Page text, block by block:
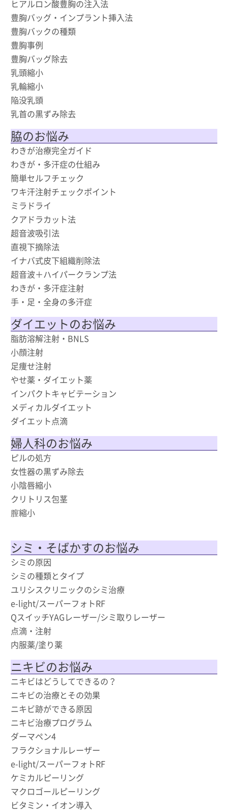
ヒアルロン酸豊胸の注入法
豊胸バッグ・インプラント挿入法
豊胸バックの種類
豊胸事例
豊胸バッグ除去
乳頭縮小
乳輪縮小
陥没乳頭
乳首の黒ずみ除去
脇のお悩み
わきが治療完全ガイド
わきが・多汗症の仕組み
簡単セルフチェック
ワキ汗注射チェックポイント
ミラドライ
クアドラカット法
超音波吸引法
直視下摘除法
イナバ式皮下組織削除法
超音波＋ハイパークランプ法
わきが・多汗症注射
手・足・全身の多汗症
ダイエットのお悩み
脂肪溶解注射・BNLS
小顔注射
足痩せ注射
やせ薬・ダイエット薬
インパクトキャビテーション
メディカルダイエット
ダイエット点滴
婦人科のお悩み
ピルの処方
女性器の黒ずみ除去
小陰唇縮小
クリトリス包茎
膣縮小
シミ・そばかすのお悩み
シミの原因
シミの種類とタイプ
ユリシスクリニックのシミ治療
e-light/スーパーフォトRF
QスイッチYAGレーザー/シミ取りレーザー
点滴・注射
内服薬/塗り薬
ニキビのお悩み
ニキビはどうしてできるの？
ニキビの治療とその効果
ニキビ跡ができる原因
ニキビ治療プログラム
ダーマペン4
フラクショナルレーザー
e-light/スーパーフォトRF
ケミカルピーリング
マクロゴールピーリング
ビタミン・イオン導入